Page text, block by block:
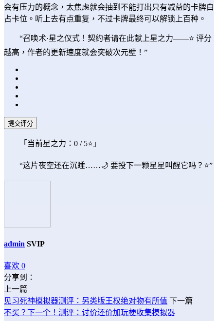
会有压力的概念，太焦虑就会抽到不能打出只有减益的卡牌白
占卡位。听上去有点重复，不过卡牌最终可以解锁上百种。
“召唤术·星之仪式！契约者请在此献上星之力——⭐ 评分
越高，作者的更新速度就会突破次元壁！”
提交评分
「当前星之力： 0 / 5⭐」
“这片夜空还在沉睡……🌙 要投下一颗星星叫醒它吗？⭐”
admin SVIP
喜欢 0
分享到：
上一篇
见习死神模拟器测评：另类版王权绝对物有所值 下一篇
不买？下一个！测评：讨价还价加玩梗收集模拟器